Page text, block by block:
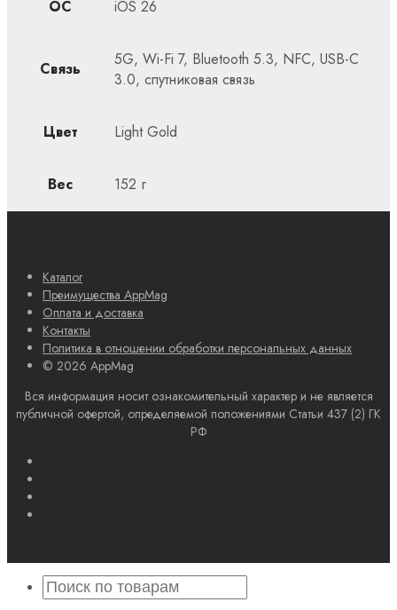
ОС iOS 26
Связь
5G, Wi-Fi 7, Bluetooth 5.3, NFC, USB-C
3.0, спутниковая связь
Цвет Light Gold
Вес 152 г
Каталог
Преимущества AppMag
Оплата и доставка
Контакты
Политика в отношении обработки персональных данных
© 2026 AppMag
Вся информация носит ознакомительный характер и не является
публичной офертой, определяемой положениями Статьи 437 (2) ГК
РФ